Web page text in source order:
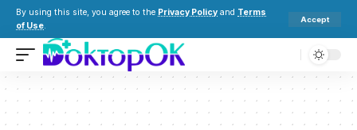
By using this site, you agree to the Privacy Policy and Terms
of Use.
Accept